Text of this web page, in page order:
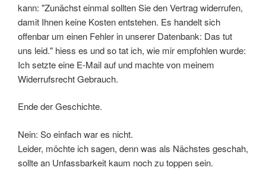
kann: "Zunächst einmal sollten Sie den Vertrag widerrufen,
damit Ihnen keine Kosten entstehen. Es handelt sich
offenbar um einen Fehler in unserer Datenbank: Das tut
uns leid." hiess es und so tat ich, wie mir empfohlen wurde:
Ich setzte eine E-Mail auf und machte von meinem
Widerrufsrecht Gebrauch.
Ende der Geschichte.
Nein: So einfach war es nicht.
Leider, möchte ich sagen, denn was als Nächstes geschah,
sollte an Unfassbarkeit kaum noch zu toppen sein.